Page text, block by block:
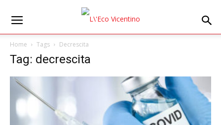
Home Tags Decrescita
Tag: decrescita